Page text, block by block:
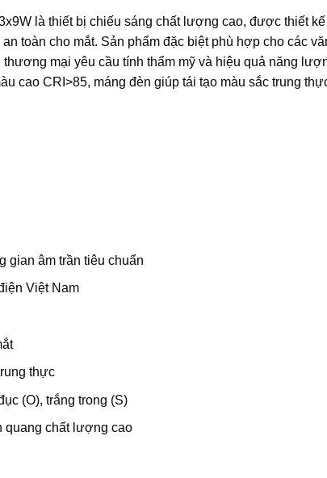
là thiết bị chiếu sáng chất lượng cao, được thiết
toàn cho mắt. Sản phẩm đặc biệt phù hợp cho các
mại yêu cầu tính thẩm mỹ và hiệu quả năng
cao CRI>85, máng đèn giúp tái tạo màu sắc trung
gian âm trần tiêu chuẩn
Việt Nam
thực
(O), trắng trong (S)
quang chất lượng cao